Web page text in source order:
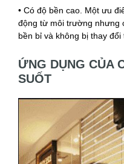
• Có độ bền cao. Một ưu
động từ môi trường nhưng
bền bỉ và không bị thay đổi
ỨNG DỤNG CỦA
SUỐT